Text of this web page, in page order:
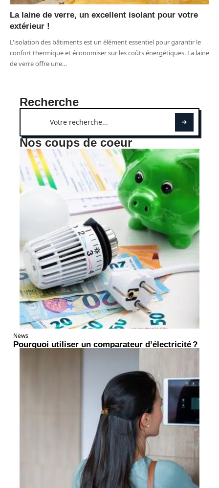
La laine de verre, un excellent isolant pour votre
extérieur !
L'isolation des bâtiments est un élément essentiel pour garantir le
confort thermique et économiser sur les coûts énergétiques. La laine
de verre offre une…
Recherche
Nos coups de coeur
News
Pourquoi utiliser un comparateur d’électricité ?